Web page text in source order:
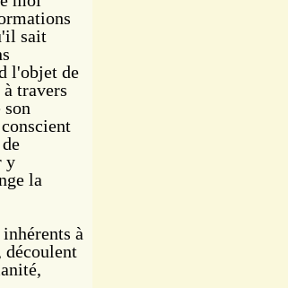
sait
l'objet de
travers
y
la
à
découlent